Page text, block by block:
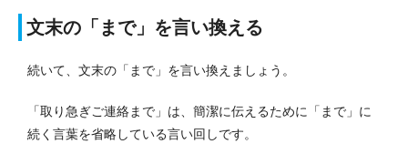
文末の「まで」を言い換える
続いて、文末の「まで」を言い換えましょう。
「取り急ぎご連絡まで」は、簡潔に伝えるために「まで」に
続く言葉を省略している言い回しです。